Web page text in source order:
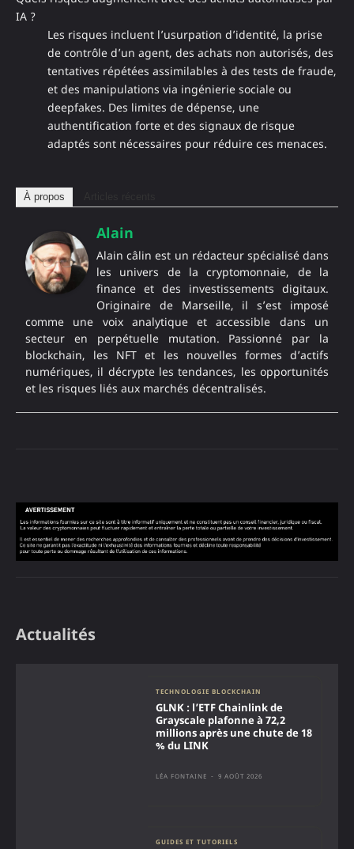
IA ?
Les risques incluent l’usurpation d’identité, la prise
de contrôle d’un agent, des achats non autorisés, des
tentatives répétées assimilables à des tests de fraude,
et des manipulations via ingénierie sociale ou
deepfakes. Des limites de dépense, une
authentification forte et des signaux de risque
adaptés sont nécessaires pour réduire ces menaces.
À propos
Alain
Alain câlin est un rédacteur spécialisé dans
les univers de la cryptomonnaie, de la
finance et des investissements digitaux.
Originaire de Marseille, il s’est imposé
comme une voix analytique et accessible dans un
secteur en perpétuelle mutation. Passionné par la
blockchain, les NFT et les nouvelles formes d’actifs
numériques, il décrypte les tendances, les opportunités
et les risques liés aux marchés décentralisés.
Actualités
TECHNOLOGIE BLOCKCHAIN
GLNK : l’ETF Chainlink de
Grayscale plafonne à 72,2
millions après une chute de 18
% du LINK
LÉA FONTAINE - 9 AOÛT 2026
GUIDES ET TUTORIELS